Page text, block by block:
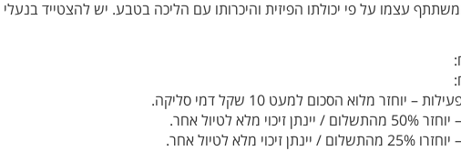
עצמו על פי יכולתו הפיזית והיכרותו עם הליכה בטבע. יש להצטייד בנעלי